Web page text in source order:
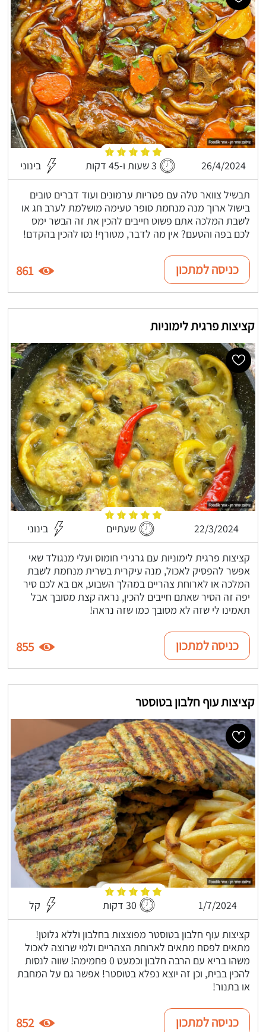
26/4/2024 3 שעות ו-45 דקות בינוני
תבשיל צוואר טלה עם פטריות ערמונים ועוד דברים טובים
בישול ארוך מנה מנחמת סופר טעימה מושלמת לערב חג או
לשבת המלכה אתם פשוט חייבים להכין את זה הבשר ימס
לכם בפה והטעם? אין מה לדבר, מטורף! נסו להכין בהקדם!
כניסה למתכון 861
קציצות פרגית לימוניות
22/3/2024 שעתיים בינוני
קציצות פרגית לימוניות עם גרגירי חומוס ועלי מנגולד שאי
אפשר להפסיק לאכול, מנה עיקרית בשרית מנחמת לשבת
המלכה או לארוחת צהריים במהלך השבוע, אם בא לכם סיר
יפה זה הסיר שאתם חייבים להכין, נראה קצת מסובך אבל
תאמינו לי שזה לא מסובך כמו שזה נראה!
כניסה למתכון 855
קציצות עוף חלבון בטוסטר
1/7/2024 30 דקות קל
קציצות עוף חלבון בטוסטר מפוצצות בחלבון וללא גלוטן!
מתאים לפסח מתאים לארוחת הצהריים ולמי שרוצה לאכול
משהו בריא עם הרבה חלבון וכמעט 0 פחמימה! שווה לנסות
להכין בבית, וכן זה יוצא נפלא בטוסטר! אפשר גם על המחבת
או בתנור!
כניסה למתכון 852